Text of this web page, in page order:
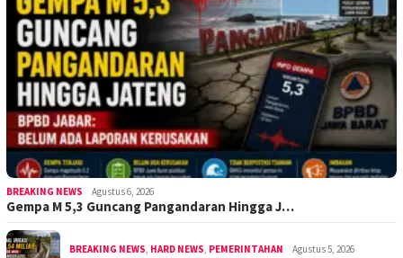
BREAKING NEWS Agustus 6, 2026
Gempa M 5,3 Guncang Pangandaran Hingga J…
BREAKING NEWS HARD NEWS PEMERINTAHAN Agustus 5, 2026